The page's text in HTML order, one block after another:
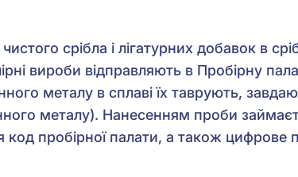
срібла і лігатурних добавок в
вироби відправляють в Пробірну
металу в сплаві їх таврують,
металу). Нанесенням проби
код пробірної палати, а також цифрове